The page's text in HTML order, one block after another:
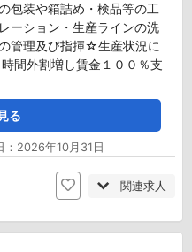
包装や箱詰め・検品等の工
ーション・生産ラインの洗
管理及び指揮☆生産状況に
間外割増し賃金１００％支
る
2026年10月31日
関連求人